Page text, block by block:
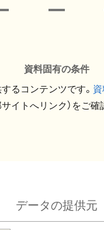
資料固有の条件
るコンテンツです。
サイトへリンク）をご確
データの提供元